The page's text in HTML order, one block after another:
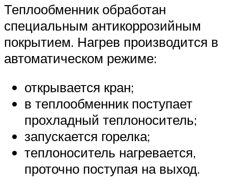
Теплообменник обработан
специальным антикоррозийным
покрытием. Нагрев производится в
автоматическом режиме:
открывается кран;
в теплообменник поступает
прохладный теплоноситель;
запускается горелка;
теплоноситель нагревается,
проточно поступая на выход.